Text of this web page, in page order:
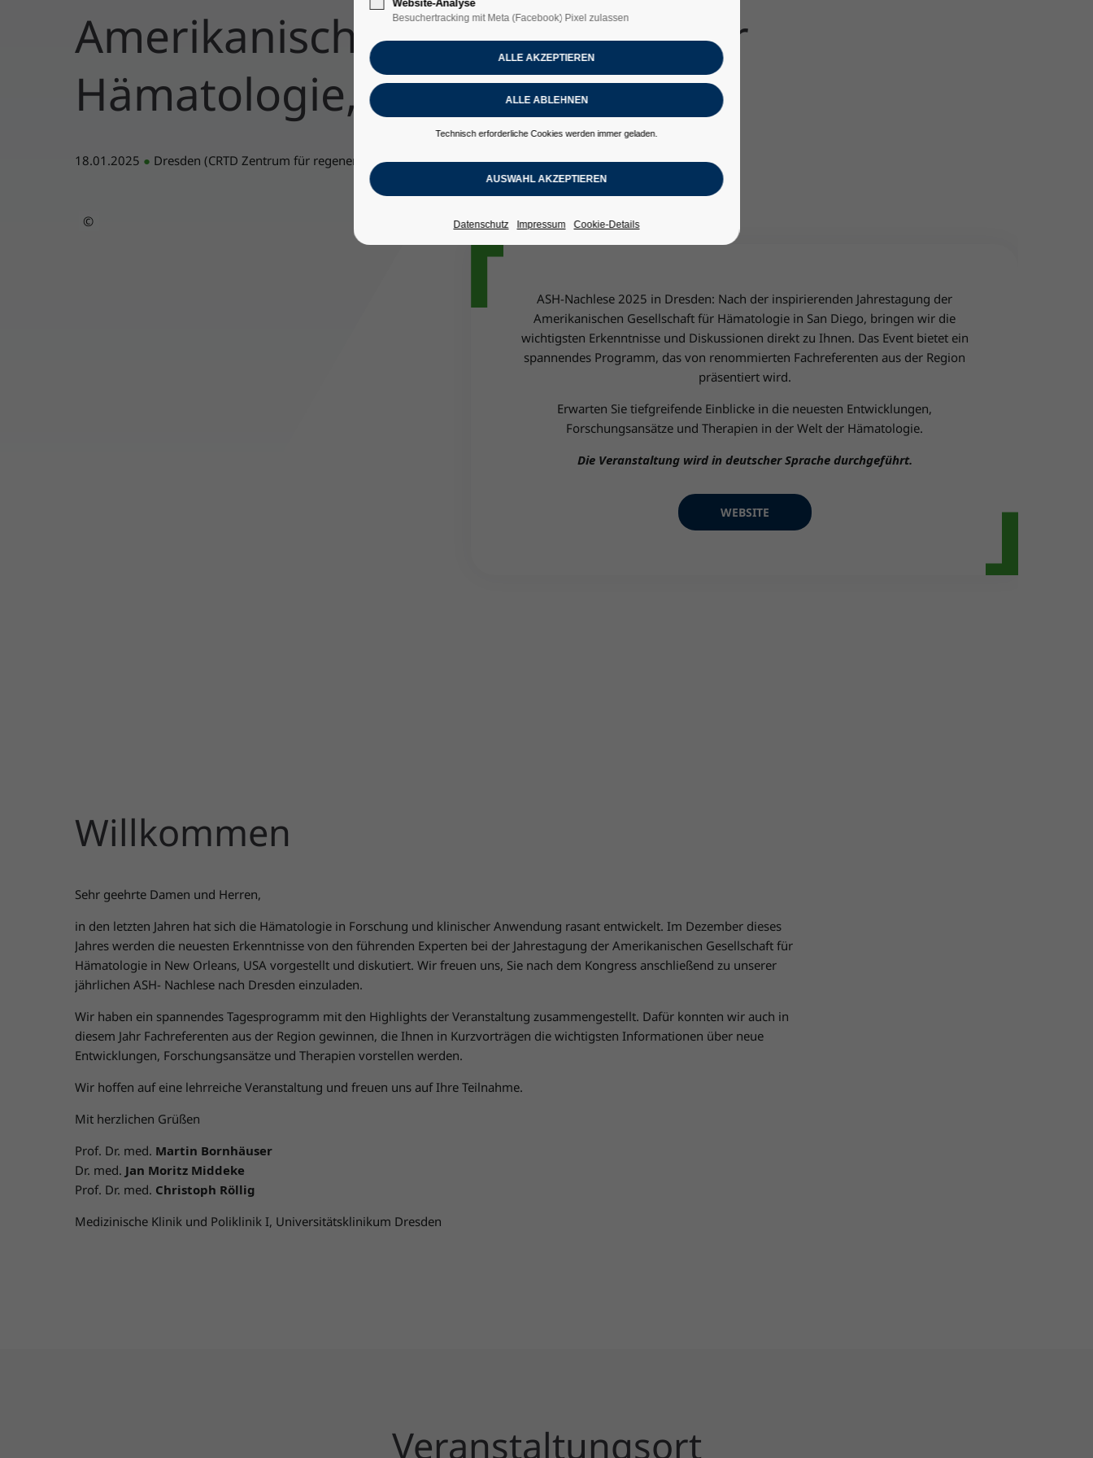
Amerikanischen Gesellschaft für
Hämatologie, USA“
18.01.2025 ● Dresden (CRTD Zentrum für regenerative Therapien Dresden)
©
ASH-Nachlese 2025 in Dresden: Nach der inspirierenden Jahrestagung der
Amerikanischen Gesellschaft für Hämatologie in San Diego, bringen wir die
wichtigsten Erkenntnisse und Diskussionen direkt zu Ihnen. Das Event bietet ein
spannendes Programm, das von renommierten Fachreferenten aus der Region
präsentiert wird.
Erwarten Sie tiefgreifende Einblicke in die neuesten Entwicklungen,
Forschungsansätze und Therapien in der Welt der Hämatologie.
Die Veranstaltung wird in deutscher Sprache durchgeführt.
WEBSITE
Willkommen
Sehr geehrte Damen und Herren,
in den letzten Jahren hat sich die Hämatologie in Forschung und klinischer Anwendung rasant entwickelt. Im Dezember dieses
Jahres werden die neuesten Erkenntnisse von den führenden Experten bei der Jahrestagung der Amerikanischen Gesellschaft für
Hämatologie in New Orleans, USA vorgestellt und diskutiert. Wir freuen uns, Sie nach dem Kongress anschließend zu unserer
jährlichen ASH- Nachlese nach Dresden einzuladen.
Wir haben ein spannendes Tagesprogramm mit den Highlights der Veranstaltung zusammengestellt. Dafür konnten wir auch in
diesem Jahr Fachreferenten aus der Region gewinnen, die Ihnen in Kurzvorträgen die wichtigsten Informationen über neue
Entwicklungen, Forschungsansätze und Therapien vorstellen werden.
Wir hoffen auf eine lehrreiche Veranstaltung und freuen uns auf Ihre Teilnahme.
Mit herzlichen Grüßen
Prof. Dr. med. Martin Bornhäuser
Dr. med. Jan Moritz Middeke
Prof. Dr. med. Christoph Röllig
Medizinische Klinik und Poliklinik I, Universitätsklinikum Dresden
Veranstaltungsort
Website-Analyse
Besuchertracking mit Meta (Facebook) Pixel zulassen
Technisch erforderliche Cookies werden immer geladen.
Datenschutz Impressum Cookie-Details